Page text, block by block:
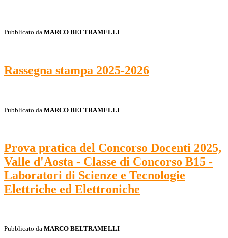
Pubblicato da MARCO BELTRAMELLI
Rassegna stampa 2025-2026
Pubblicato da MARCO BELTRAMELLI
Prova pratica del Concorso Docenti 2025,
Valle d'Aosta - Classe di Concorso B15 -
Laboratori di Scienze e Tecnologie
Elettriche ed Elettroniche
Pubblicato da MARCO BELTRAMELLI